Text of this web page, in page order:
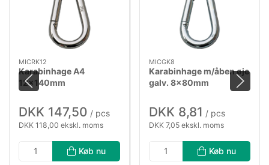
MICRK12
Karabinhage A4
12×140mm
DKK 147,50 / pcs
DKK 118,00 ekskl. moms
Køb nu
MICGK8
Karabinhage m/åben øje
galv. 8×80mm
DKK 8,81 / pcs
DKK 7,05 ekskl. moms
Køb nu